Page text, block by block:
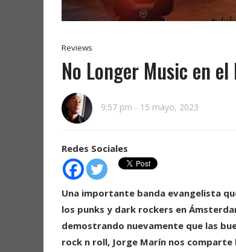
Reviews
No Longer Music en
9:57 pm - 15 mayo, 2023
Redes Sociales
Una importante banda evangelista
los punks y dark rockers en
demostrando nuevamente que las
rock n roll, Jorge Marín nos